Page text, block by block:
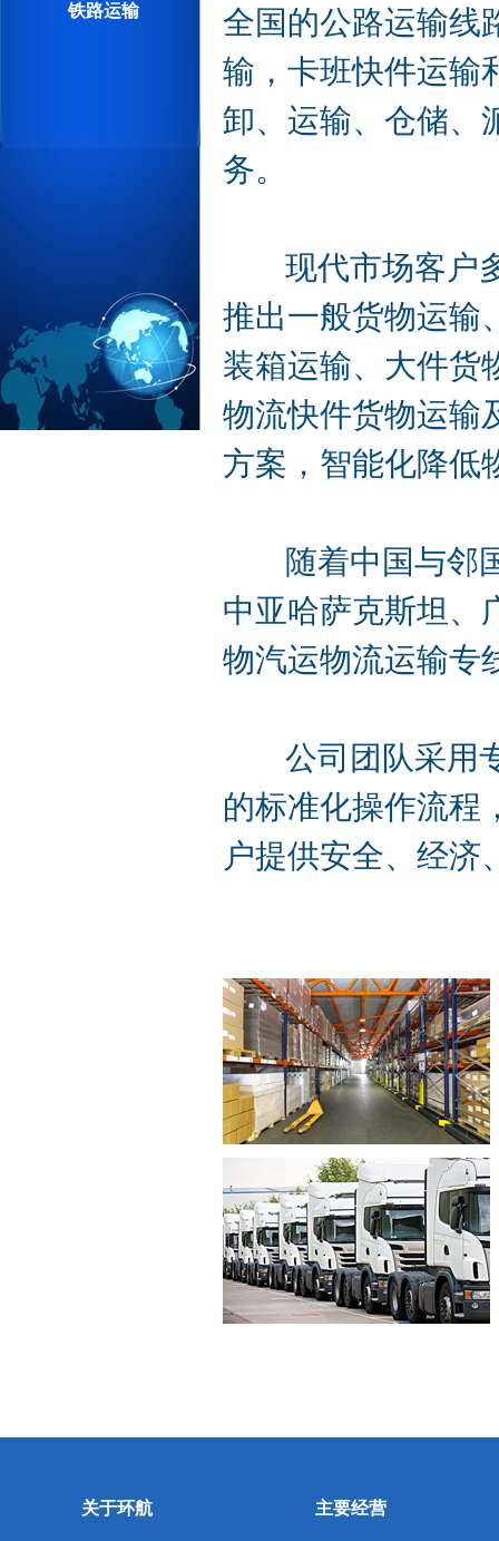
铁路运输
全国的公路运输线
输，卡班快件运输
卸、运输、仓储、
务。
现代市场客户多
推出一般货物运输
装箱运输、大件货
物流快件货物运输
方案，智能化降低
随着中国与邻国
中亚哈萨克斯坦、
物汽运物流运输专
公司团队采用专
的标准化操作流程
户提供安全、经济
关于环航 主要经营